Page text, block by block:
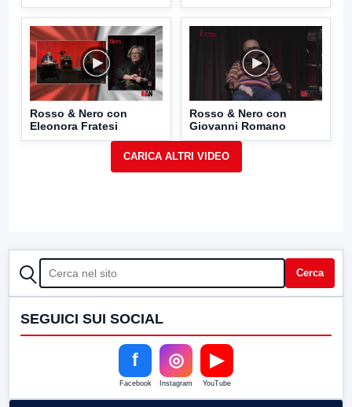
Rosso & Nero con
Eleonora Fratesi
Rosso & Nero con
Giovanni Romano
CERCA Cerca
SEGUICI SUI SOCIAL
f
Facebook
◎
Instagram
▶
YouTube